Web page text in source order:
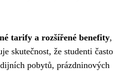
tarify a rozšířené benefity,
skutečnost, že studenti často
pobytů, prázdninových